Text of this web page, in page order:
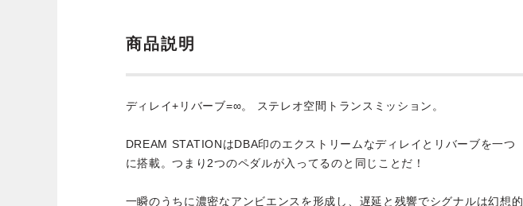
商品説明
ディレイ+リバーブ=∞。 ステレオ空間トランスミッション。
DREAM STATIONはDBA印のエクストリームなディレイとリバーブを一つ
に搭載。つまり2つのペダルが入ってるのと同じことだ！
一瞬のうちに濃密なアンビエンスを形成し、遅延と残響でシグナルは幻想的